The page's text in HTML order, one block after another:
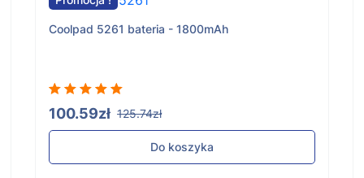
Coolpad 5261 bateria - 1800mAh
100.59zł 125.74zł
Do koszyka